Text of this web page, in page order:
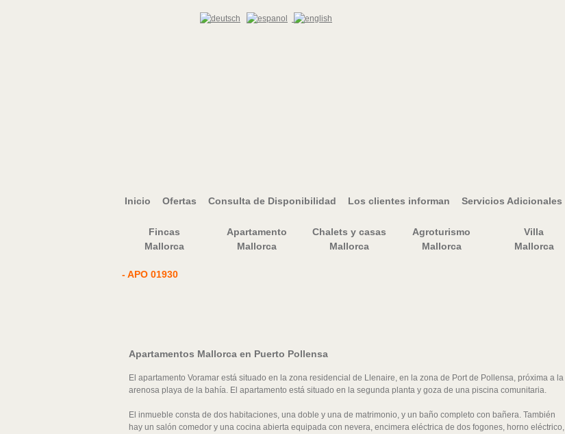
Inicio Ofertas Consulta de Disponibilidad Los clientes informan Servicios Adicionales
Fincas
Mallorca
Apartamento
Mallorca
Chalets y casas
Mallorca
Agroturismo
Mallorca
Villa
Mallorca
- APO 01930
Apartamentos Mallorca en Puerto Pollensa
El apartamento Voramar está situado en la zona residencial de Llenaire, en la zona de Port de Pollensa, próxima a la
arenosa playa de la bahía. El apartamento está situado en la segunda planta y goza de una piscina comunitaria.
El inmueble consta de dos habitaciones, una doble y una de matrimonio, y un baño completo con bañera. También
hay un salón comedor y una cocina abierta equipada con nevera, encimera eléctrica de dos fogones, horno eléctrico,